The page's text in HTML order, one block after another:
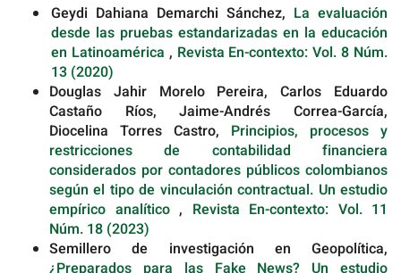
Geydi Dahiana Demarchi Sánchez, La evaluación
desde las pruebas estandarizadas en la educación
en Latinoamérica , Revista En-contexto: Vol. 8 Núm.
13 (2020)
Douglas Jahir Morelo Pereira, Carlos Eduardo
Castaño Ríos, Jaime-Andrés Correa-García,
Diocelina Torres Castro, Principios, procesos y
restricciones de contabilidad financiera
considerados por contadores públicos colombianos
según el tipo de vinculación contractual. Un estudio
empírico analítico , Revista En-contexto: Vol. 11
Núm. 18 (2023)
Semillero de investigación en Geopolítica,
¿Preparados para las Fake News? Un estudio